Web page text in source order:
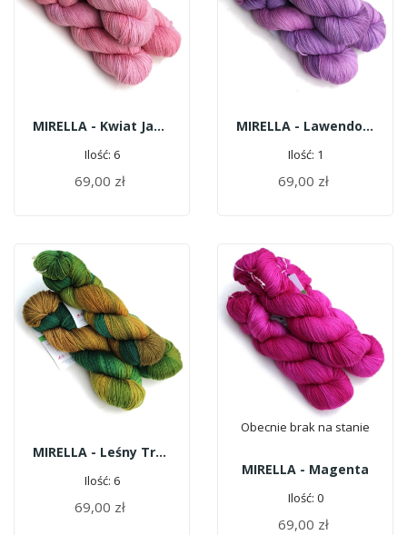
MIRELLA - Kwiat Jabłoni
Ilość: 6
69,00 zł
DODAJ DO KOSZYKA
MIRELLA - Lawendowe Pole
Ilość: 1
69,00 zł
DODAJ DO KOSZYKA
MIRELLA - Leśny Trakt
Ilość: 6
69,00 zł
DODAJ DO KOSZYKA
Obecnie brak na stanie
MIRELLA - Magenta
Ilość: 0
69,00 zł